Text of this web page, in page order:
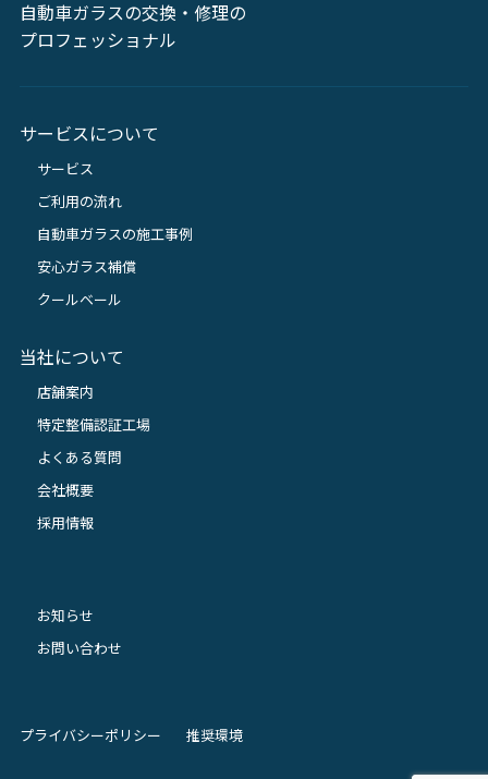
自動車ガラスの交換・修理の
プロフェッショナル
サービスについて
サービス
ご利用の流れ
自動車ガラスの施工事例
安心ガラス補償
クールベール
当社について
店舗案内
特定整備認証工場
よくある質問
会社概要
採用情報
お知らせ
お問い合わせ
プライバシーポリシー 推奨環境